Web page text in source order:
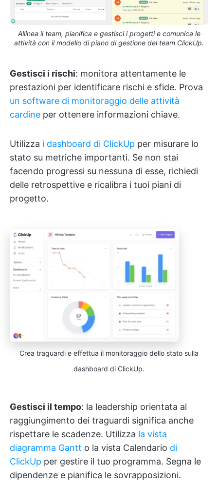
Allinea il team, pianifica e gestisci i progetti e comunica le
attività con il modello di piano di gestione del team ClickUp.
Gestisci i rischi: monitora attentamente le
prestazioni per identificare rischi e sfide. Prova
un software di monitoraggio delle attività
cardine per ottenere informazioni chiave.
Utilizza i dashboard di ClickUp per misurare lo
stato su metriche importanti. Se non stai
facendo progressi su nessuna di esse, richiedi
delle retrospettive e ricalibra i tuoi piani di
progetto.
Crea traguardi e effettua il monitoraggio dello stato sulla
dashboard di ClickUp.
Gestisci il tempo: la leadership orientata al
raggiungimento dei traguardi significa anche
rispettare le scadenze. Utilizza la vista
diagramma Gantt o la vista Calendario di
ClickUp per gestire il tuo programma. Segna le
dipendenze e pianifica le sovrapposizioni.